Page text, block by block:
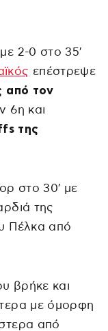
2-0 στο 35′
επέστρεψε
από τον
6η και
της
στο 30′ με
της
Πέλκα από
βρήκε και
με όμορφη
από